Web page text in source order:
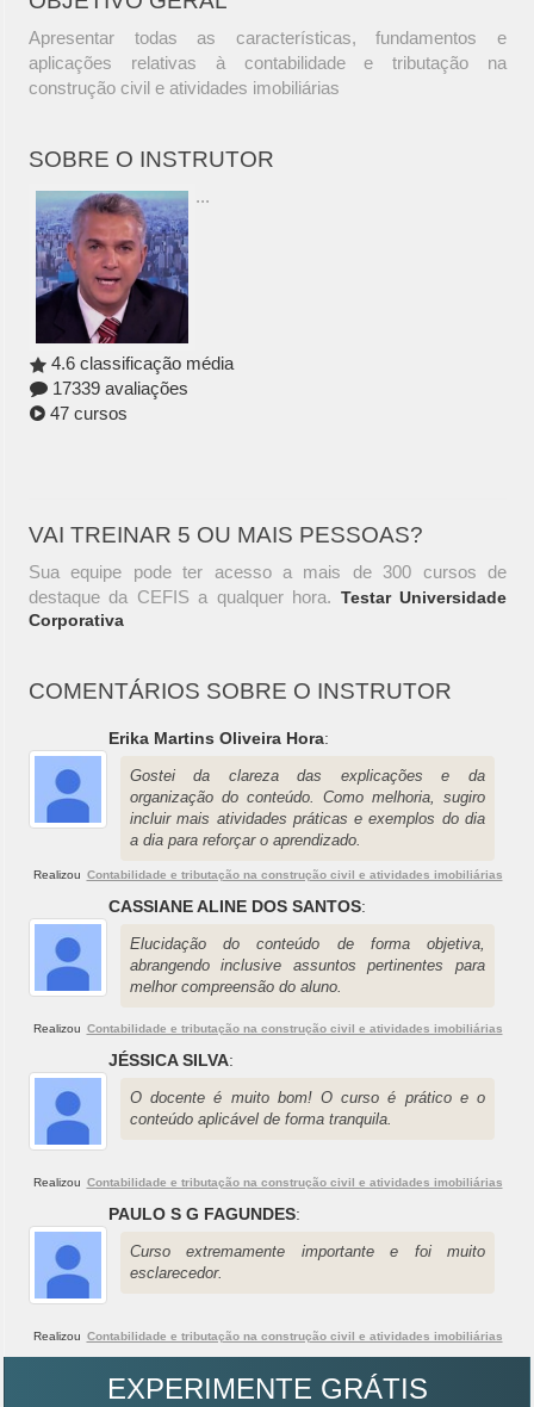
Apresentar todas as características, fundamentos e
aplicações relativas à contabilidade e tributação na
construção civil e atividades imobiliárias
SOBRE O INSTRUTOR
...
4.6 classificação média
17339 avaliações
47 cursos
VAI TREINAR 5 OU MAIS PESSOAS?
Sua equipe pode ter acesso a mais de 300 cursos de
destaque da CEFIS a qualquer hora. Testar Universidade
Corporativa
COMENTÁRIOS SOBRE O INSTRUTOR
Erika Martins Oliveira Hora:
Gostei da clareza das explicações e da
organização do conteúdo. Como melhoria, sugiro
incluir mais atividades práticas e exemplos do dia
a dia para reforçar o aprendizado.
Realizou Contabilidade e tributação na construção civil e atividades imobiliárias
CASSIANE ALINE DOS SANTOS:
Elucidação do conteúdo de forma objetiva,
abrangendo inclusive assuntos pertinentes para
melhor compreensão do aluno.
Realizou Contabilidade e tributação na construção civil e atividades imobiliárias
JÉSSICA SILVA:
O docente é muito bom! O curso é prático e o
conteúdo aplicável de forma tranquila.
Realizou Contabilidade e tributação na construção civil e atividades imobiliárias
PAULO S G FAGUNDES:
Curso extremamente importante e foi muito
esclarecedor.
Realizou Contabilidade e tributação na construção civil e atividades imobiliárias
EXPERIMENTE GRÁTIS